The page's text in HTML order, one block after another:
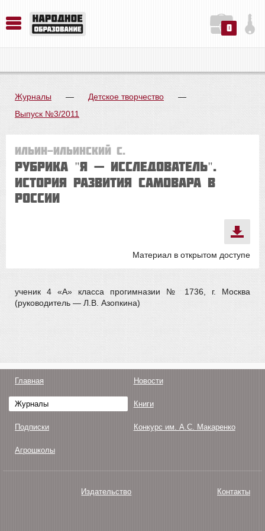
0
Журналы — Детское творчество
—
Выпуск №3/2011
Ильин-Ильинский С.
Рубрика "Я — ИССЛЕДОВАТЕЛЬ".
ИСТОРИЯ РАЗВИТИЯ САМОВАРА В
РОССИИ
Материал в открытом доступе
ученик 4 «А» класса прогимназии № 1736, г. Москва
(руководитель — Л.В. Азопкина)
Главная Новости
Журналы Книги
Подписки Конкурс им. А.С. Макаренко
Агрошколы
Издательство Контакты